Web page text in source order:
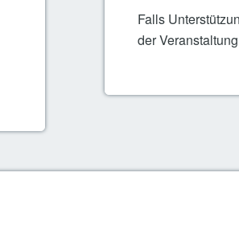
Falls
der